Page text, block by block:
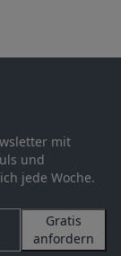
mit
und
jede Woche.
Gratis
anfordern